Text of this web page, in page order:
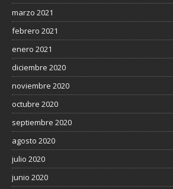
marzo 2021
febrero 2021
enero 2021
diciembre 2020
noviembre 2020
octubre 2020
septiembre 2020
agosto 2020
julio 2020
junio 2020